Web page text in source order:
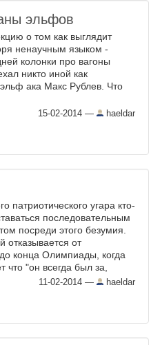
эльфов
о том как выглядит
ненаучным языком -
колонки про вагоны
никто иной как
ака Макс Рублев. Что
15-02-2014 — haeldar
патриотического угара кто-
последовательным
посреди этого безумия.
отказывается от
конца Олимпиады, когда
что "он всегда был за,
поняли", а всем им из
11-02-2014 — haeldar